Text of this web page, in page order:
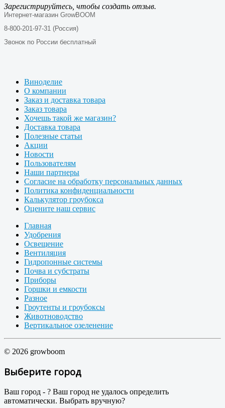
Зарегистрируйтесь, чтобы создать отзыв.
Интернет-магазин GrowBOOM
8-800-201-97-31 (Россия)
Звонок по России бесплатный
Виноделие
О компании
Заказ и доставка товара
Заказ товара
Хочешь такой же магазин?
Доставка товара
Полезные статьи
Акции
Новости
Пользователям
Наши партнеры
Согласие на обработку персональных данных
Политика конфиденциальности
Калькулятор гроубокса
Оцените наш сервис
Главная
Удобрения
Освещение
Вентиляция
Гидропонные системы
Почва и субстраты
Приборы
Горшки и емкости
Разное
Гроутенты и гроубоксы
Животноводство
Вертикальное озеленение
© 2026 growboom
Выберите город
Ваш город - ? Ваш город не удалось определить
автоматически. Выбрать вручную?